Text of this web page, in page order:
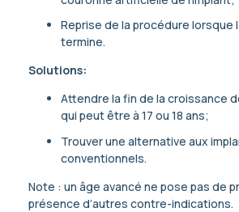
Reprise de la procédure lorsque
termine.
Solutions:
Attendre la fin de la croissance
qui peut être à 17 ou 18 ans;
Trouver une alternative aux
conventionnels.
Note : un âge avancé ne pose pas de
présence d’autres contre-indications.